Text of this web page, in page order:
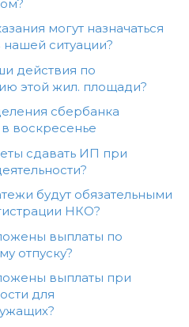
могут назначаться
нашей ситуации?
действия по
этой жил. площади?
сбербанка
воскресенье
сдавать ИП при
будут обязательными
НКО?
выплаты по
отпуску?
выплаты при
для